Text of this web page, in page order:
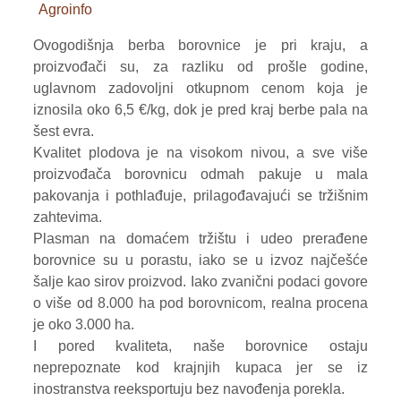
ŽITARICE
ŽIVA STOKA
BILTENI
REPORTERI
Agroinfo
Ovogodišnja berba borovnice je pri kraju, a
proizvođači su, za razliku od prošle godine,
uglavnom zadovoljni otkupnom cenom koja je
iznosila oko 6,5 €/kg, dok je pred kraj berbe pala na
šest evra.
Kvalitet plodova je na visokom nivou, a sve više
proizvođača borovnicu odmah pakuje u mala
pakovanja i pothlađuje, prilagođavajući se tržišnim
zahtevima.
Plasman na domaćem tržištu i udeo prerađene
borovnice su u porastu, iako se u izvoz najčešće
šalje kao sirov proizvod. Iako zvanični podaci govore
o više od 8.000 ha pod borovnicom, realna procena
je oko 3.000 ha.
I pored kvaliteta, naše borovnice ostaju
neprepoznate kod krajnjih kupaca jer se iz
inostranstva reeksportuju bez navođenja porekla.